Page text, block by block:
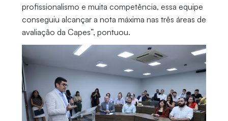
profissionalismo e muita competência, essa equipe
conseguiu alcançar a nota máxima nas três áreas de
avaliação da Capes”, pontuou.